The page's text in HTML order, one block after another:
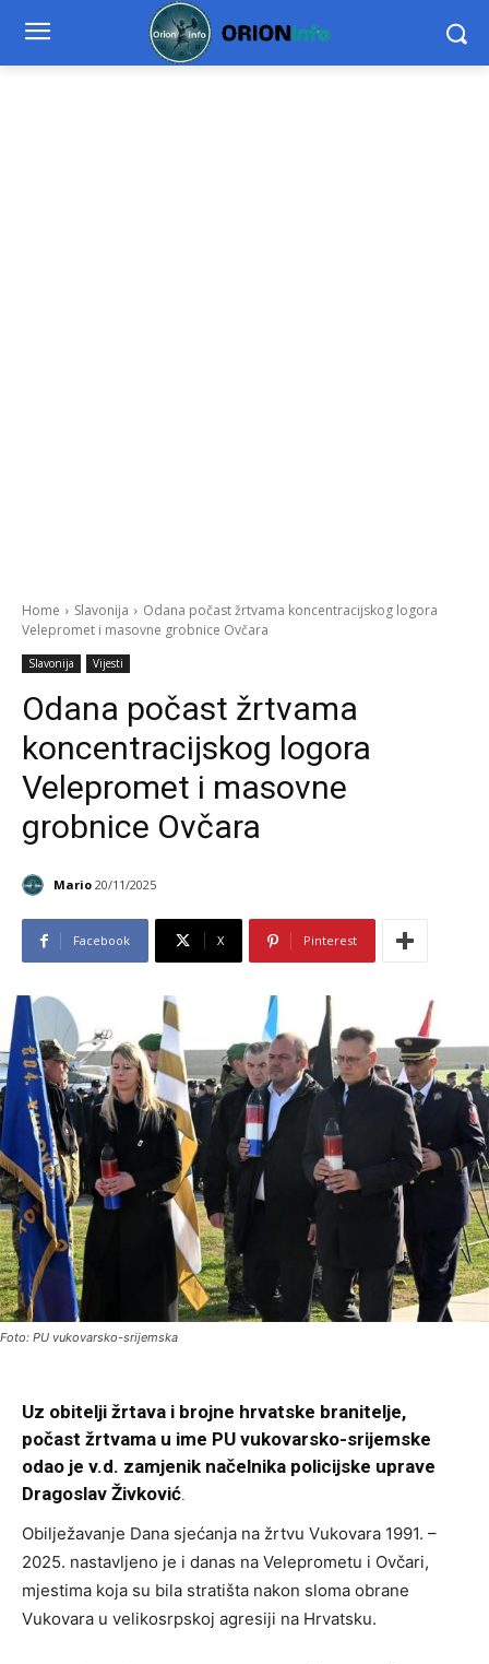
Home Slavonija
Odana počast žrtvama koncentracijskog logora
Velepromet i masovne grobnice Ovčara
Slavonija Vijesti
Odana počast žrtvama
koncentracijskog logora
Velepromet i masovne
grobnice Ovčara
Mario 20/11/2025
Facebook X Pinterest
Foto: PU vukovarsko-srijemska
Uz obitelji žrtava i brojne hrvatske branitelje,
počast žrtvama u ime PU vukovarsko-srijemske
odao je v.d. zamjenik načelnika policijske uprave
Dragoslav Živković.
Obilježavanje Dana sjećanja na žrtvu Vukovara 1991. –
2025. nastavljeno je i danas na Veleprometu i Ovčari,
mjestima koja su bila stratišta nakon sloma obrane
Vukovara u velikosrpskoj agresiji na Hrvatsku.